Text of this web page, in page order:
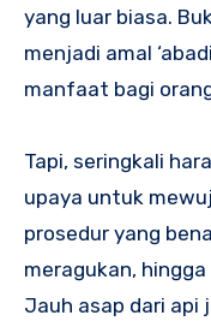
yang luar biasa.
menjadi amal
manfaat bagi
Tapi, seringkali
upaya untuk
prosedur yang
meragukan,
Jauh asap dari api